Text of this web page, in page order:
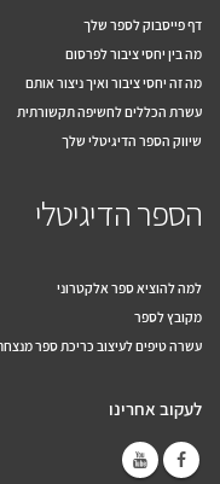
דף פייסבוק לספר שלך
מה בין יחסי ציבור לפרסום
מה זה יחסי ציבור ואיך ניצור אותם
עשרת הכללים לחשיפה תקשורתית
שיווק הספר הדיגיטלי שלך
הספר הדיגיטלי
למה להוציא ספר אלקטרוני
מקובץ לספר
עשרה טיפים לעיצוב כריכת ספר
לעקוב אחרינו